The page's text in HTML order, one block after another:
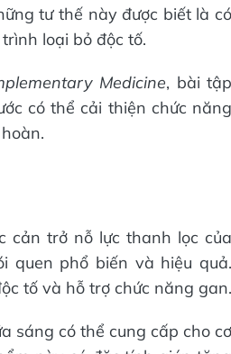
tư thế này được biết là có
loại bỏ độc tố.
Medicine, bài tập
có thể cải thiện chức năng
cản trở nỗ lực thanh lọc của
quen phổ biến và hiệu quả.
tố và hỗ trợ chức năng gan.
sáng có thể cung cấp cho cơ